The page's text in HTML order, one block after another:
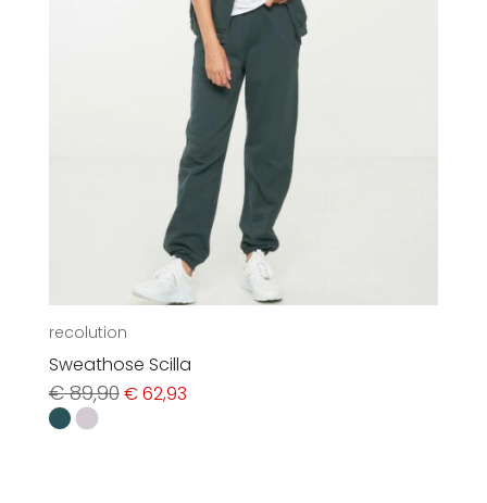
recolution
Sweathose Scilla
€89,90Ursprünglicher
Preis
€62,93Aktueller